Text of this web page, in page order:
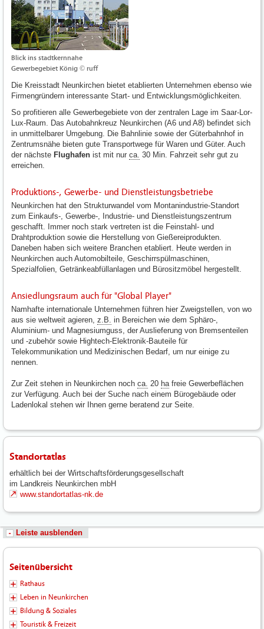
Blick ins stadtkernnahe
Gewerbegebiet König © ruff
Die Kreisstadt Neunkirchen bietet etablierten Unternehmen ebenso wie
Firmengründern interessante Start- und Entwicklungsmöglichkeiten.
So profitieren alle Gewerbegebiete von der zentralen Lage im Saar-Lor-
Lux-Raum. Das Autobahnkreuz Neunkirchen (A6 und A8) befindet sich
in unmittelbarer Umgebung. Die Bahnlinie sowie der Güterbahnhof in
Zentrumsnähe bieten gute Transportwege für Waren und Güter. Auch
der nächste Flughafen ist mit nur ca. 30 Min. Fahrzeit sehr gut zu
erreichen.
Produktions-, Gewerbe- und Dienstleistungsbetriebe
Neunkirchen hat den Strukturwandel vom Montanindustrie-Standort
zum Einkaufs-, Gewerbe-, Industrie- und Dienstleistungszentrum
geschafft. Immer noch stark vertreten ist die Feinstahl- und
Drahtproduktion sowie die Herstellung von Gießereiprodukten.
Daneben haben sich weitere Branchen etabliert. Heute werden in
Neunkirchen auch Automobilteile, Geschirrspülmaschinen,
Spezialfolien, Getränkeabfüllanlagen und Bürositzmöbel hergestellt.
Ansiedlungsraum auch für "Global Player"
Namhafte internationale Unternehmen führen hier Zweigstellen, von wo
aus sie weltweit agieren, z.B. in Bereichen wie dem Sphäro-,
Aluminium- und Magnesiumguss, der Auslieferung von Bremsenteilen
und -zubehör sowie Hightech-Elektronik-Bauteile für
Telekommunikation und Medizinischen Bedarf, um nur einige zu
nennen.
Zur Zeit stehen in Neunkirchen noch ca. 20 ha freie Gewerbeflächen
zur Verfügung. Auch bei der Suche nach einem Bürogebäude oder
Ladenlokal stehen wir Ihnen gerne beratend zur Seite.
Standortatlas
erhältlich bei der Wirtschaftsförderungsgesellschaft
im Landkreis Neunkirchen mbH
www.standortatlas-nk.de
Leiste ausblenden
Seitenübersicht
Rathaus
Leben in Neunkirchen
Bildung & Soziales
Touristik & Freizeit